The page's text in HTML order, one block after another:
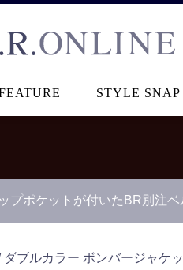
STYLE SNAP
プポケットが付いたBR別注ベ
ダブルカラー ボンバージャケ